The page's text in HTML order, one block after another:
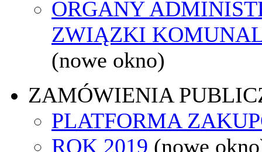
ORGANY
ZWIĄZKI
(nowe okno)
ZAMÓWIENIA
PLATFORMA
ROK 2019 (nowe